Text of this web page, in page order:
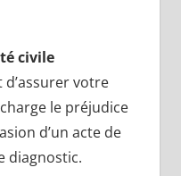
civile
votre
le préjudice
d’un acte de
diagnostic.